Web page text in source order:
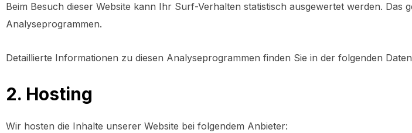
Beim Besuch dieser Website kann Ihr Surf-Verhalten statistisch ausgewertet werden. Das
Analyseprogrammen.
Detaillierte Informationen zu diesen Analyseprogrammen finden Sie in der folgenden
2. Hosting
Wir hosten die Inhalte unserer Website bei folgendem Anbieter: